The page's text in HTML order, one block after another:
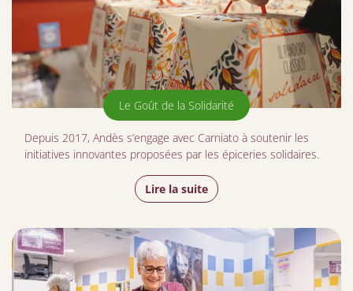
Le Goût de la Solidarité
Depuis 2017, Andès s’engage avec Carniato à soutenir les
initiatives innovantes proposées par les épiceries solidaires.
Lire la suite